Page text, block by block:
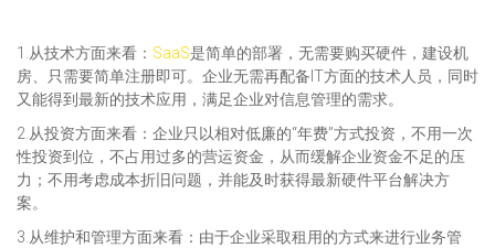
1.从技术方面来看： SaaS是简单的部署，无需要购买硬件，建设机
房、只需要简单注册即可。企业无需再配备IT方面的技术人员，同时
又能得到最新的技术应用，满足企业对信息管理的需求。
2.从投资方面来看：企业只以相对低廉的“年费”方式投资，不用一次
性投资到位，不占用过多的营运资金，从而缓解企业资金不足的压
力；不用考虑成本折旧问题，并能及时获得最新硬件平台解决方
案。
3.从维护和管理方面来看：由于企业采取租用的方式来进行业务管